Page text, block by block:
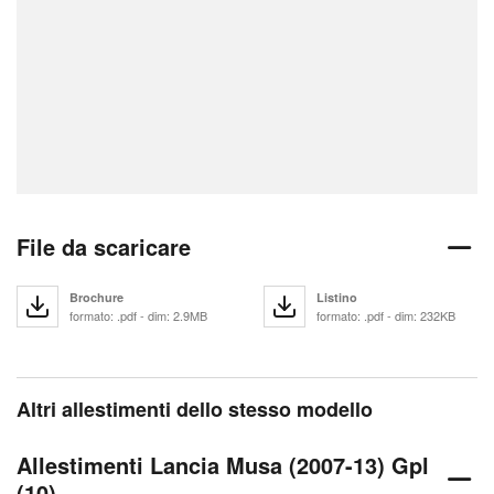
File da scaricare
Brochure
formato: .pdf - dim: 2.9MB
Listino
formato: .pdf - dim: 232KB
Altri allestimenti dello stesso modello
Allestimenti Lancia Musa (2007-13) Gpl